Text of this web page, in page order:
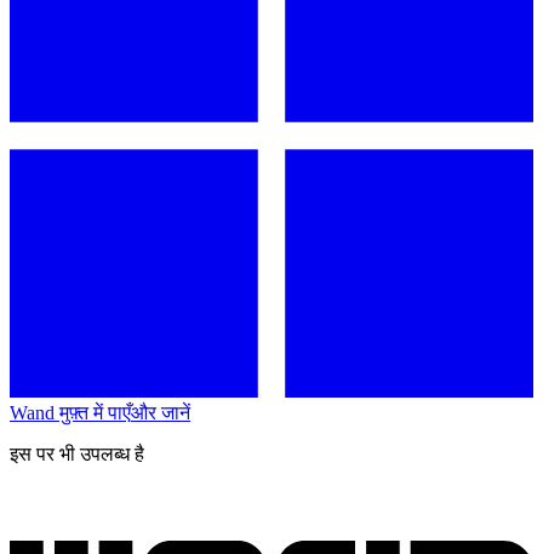
Wand मुफ़्त में पाएँऔर जानें
इस पर भी उपलब्ध है